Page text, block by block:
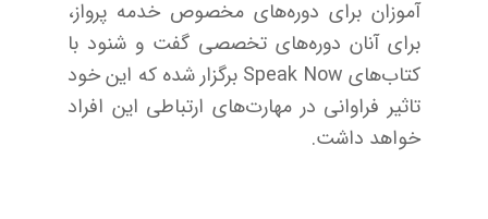
آموزان برای دوره‌های مخصوص خدمه پرواز،
برای آنان دوره‌های تخصصی گفت و شنود با
کتاب‌های Speak Now برگزار شده که این خود
تاثیر فراوانی در مهارت‌های ارتباطی این افراد
خواهد داشت.